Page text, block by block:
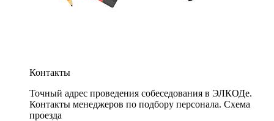
Контакты
Точный адрес проведения собеседования в ЭЛКОДе.
Контакты менеджеров по подбору персонала. Схема
проезда